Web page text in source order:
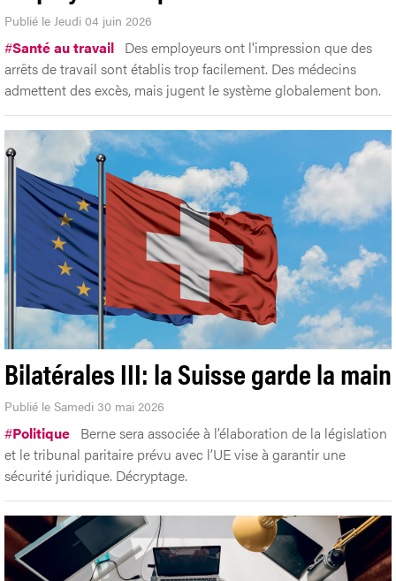
Publié le Jeudi 04 juin 2026
#Santé au travail Des employeurs ont l'impression que des
arrêts de travail sont établis trop facilement. Des médecins
admettent des excès, mais jugent le système globalement bon.
Bilatérales III: la Suisse garde la main
Publié le Samedi 30 mai 2026
#Politique Berne sera associée à l’élaboration de la législation
et le tribunal paritaire prévu avec l’UE vise à garantir une
sécurité juridique. Décryptage.